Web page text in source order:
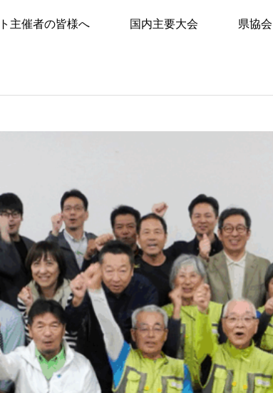
主催者の皆様へ 国内主要大会 県協